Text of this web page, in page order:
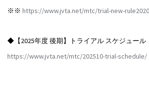
※※ https://www.jvta.net/mtc/trial-new-
◆【2025年度 後期】トライアル スケジュール
https://www.jvta.net/mtc/202510-trial-schedule/